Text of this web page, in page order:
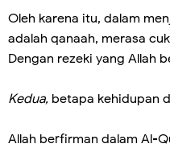
Oleh karena itu, dalam
adalah qanaah, merasa
Dengan rezeki yang Allah
Kedua, betapa kehidupan
Allah berfirman dalam Al-